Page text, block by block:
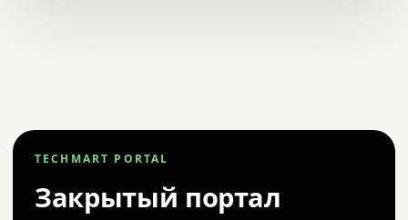
TECHMART PORTAL
Закрытый портал